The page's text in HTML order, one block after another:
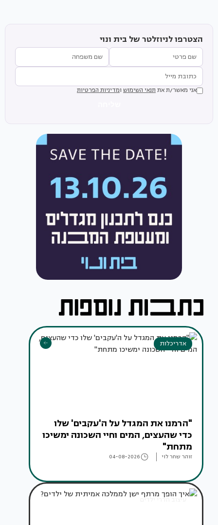
הצטרפו לניוזלטר של בית ונוי
אני מאשר/ת את תנאי השימוש ומדיניות הפרטיות
אדריכלות
"הרמנו את המגדל על ה'עקבים' שלו
כדי שהעצים, המים וחיי השכונה ימשיכו
מתחת"
זוהר שחר לוי 04-08-2026
עיצוב חדרי ילדים